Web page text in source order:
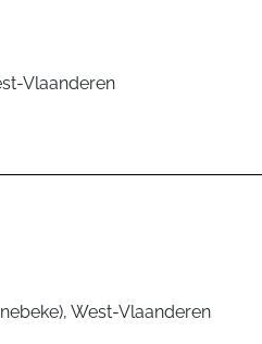
Vlaanderen
West-Vlaanderen